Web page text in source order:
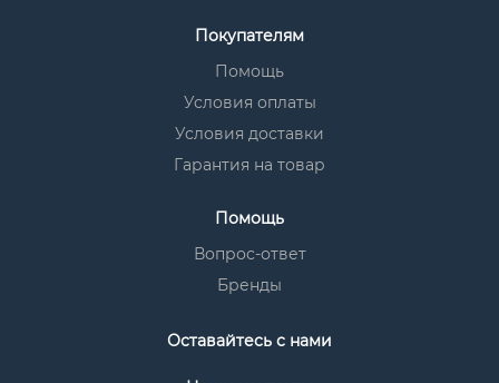
Покупателям
Помощь
Условия оплаты
Условия доставки
Гарантия на товар
Помощь
Вопрос-ответ
Бренды
Оставайтесь с нами